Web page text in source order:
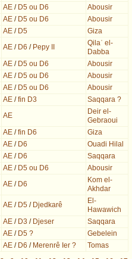
AE / D5 ou D6
Abousir
AE / D5 ou D6
Abousir
AE / D5
Giza
AE / D6 / Pepy II
Qilaʿ el-
Dabba
AE / D5 ou D6
Abousir
AE / D5 ou D6
Abousir
AE / D5 ou D6
Abousir
AE /fin D3
Saqqara ?
AE
Deir el-
Gebraoui
AE /fin D6
Giza
AE / D6
Ouadi Hilal
AE / D6
Saqqara
AE / D5 ou D6
Abousir
AE / D6
Kom el-
Akhdar
AE / D5 / Djedkarê
El-
Hawawich
AE / D3 / Djeser
Saqqara
AE / D5 ?
Gebelein
AE / D6 / Merenrê Ier ?
Tomas